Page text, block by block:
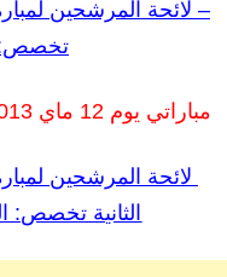
– لائحة المرشحين ل
تخصص:
مباراتي يوم 12 ماي 2013
لائحة المرشحين
الثانية تخصص: